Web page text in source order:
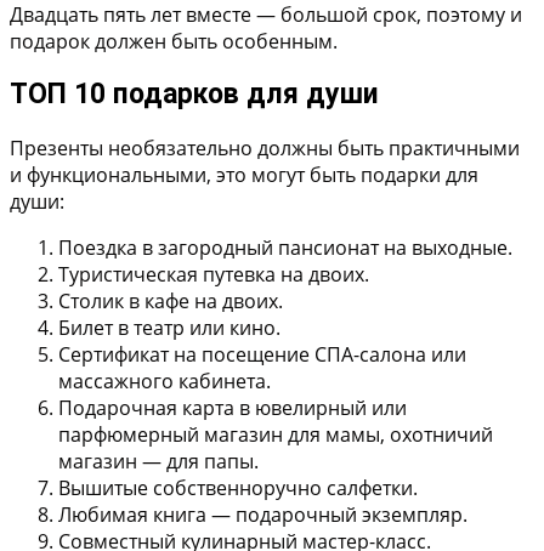
Двадцать пять лет вместе — большой срок, поэтому и
подарок должен быть особенным.
ТОП 10 подарков для души
Презенты необязательно должны быть практичными
и функциональными, это могут быть подарки для
души:
Поездка в загородный пансионат на выходные.
Туристическая путевка на двоих.
Столик в кафе на двоих.
Билет в театр или кино.
Сертификат на посещение СПА-салона или
массажного кабинета.
Подарочная карта в ювелирный или
парфюмерный магазин для мамы, охотничий
магазин — для папы.
Вышитые собственноручно салфетки.
Любимая книга — подарочный экземпляр.
Совместный кулинарный мастер-класс.